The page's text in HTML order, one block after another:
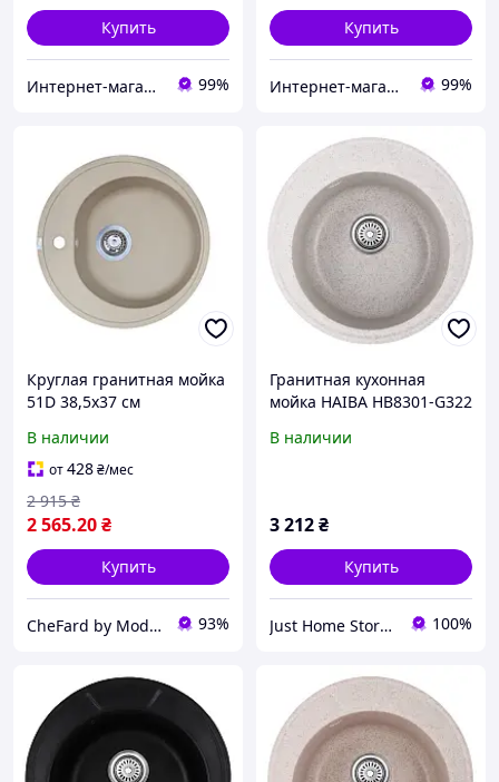
Купить
Интернет-магазин бусин и фурнитуры для рукоделия «Klondike» 99%
Купить
Интернет-магазин бусин и фурнитуры для рукоделия «Klondike» 99%
Круглая гранитная мойка
51D 38,5x37 см
В наличии
от428₴/мес
2 565.20₴
2 915 ₴
Купить
CheFard by Modernof 93%
Гранитная кухонная
мойка HAIBA HB8301-G322
В наличии
3 212₴
Купить
Just Home Store - даруємо затишок Вашому дому! jhs.com.ua 100%